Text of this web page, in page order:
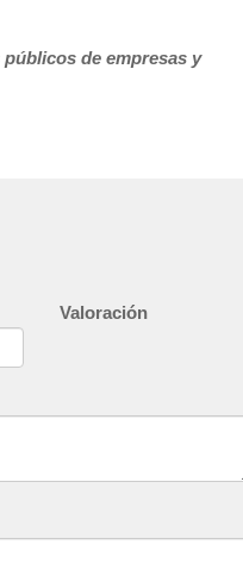
de empresas y
Valoración